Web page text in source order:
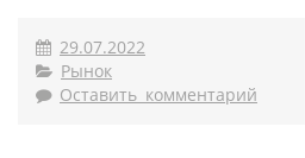
29.07.2022
Рынок
Оставить комментарий